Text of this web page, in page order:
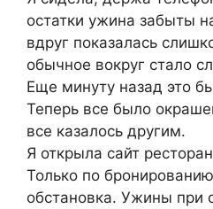
остатки ужина забыты
вдруг показалась
обычное вокруг стало
Еще минуту назад это
Теперь все было
все казалось другим.
Я открыла сайт
Только по
обстановка. Ужины при